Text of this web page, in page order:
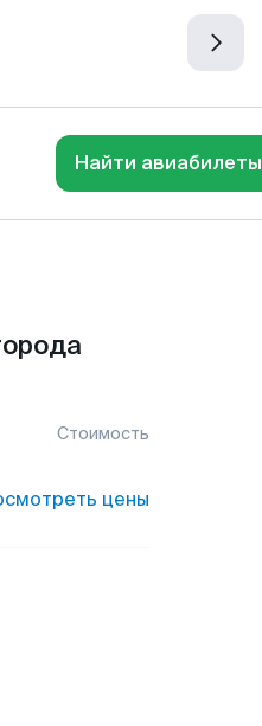
Найти авиабилеты
Стоимость
цены